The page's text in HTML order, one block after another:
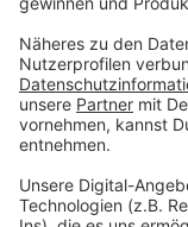
k.o. geht. Sachen
euch hier
Wettbewerb in
Anzeige